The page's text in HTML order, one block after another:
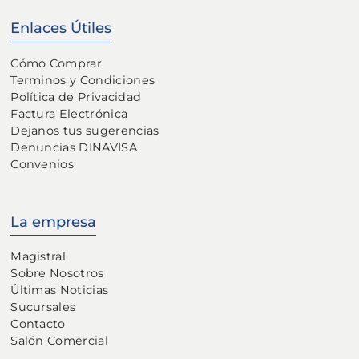
Enlaces Útiles
Cómo Comprar
Terminos y Condiciones
Política de Privacidad
Factura Electrónica
Dejanos tus sugerencias
Denuncias DINAVISA
Convenios
La empresa
Magistral
Sobre Nosotros
Últimas Noticias
Sucursales
Contacto
Salón Comercial